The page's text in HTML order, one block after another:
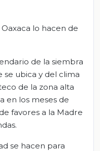
lo hacen de
de la siembra
se ubica y del clima
de la zona alta
en los meses de
favores a la Madre
se hacen para